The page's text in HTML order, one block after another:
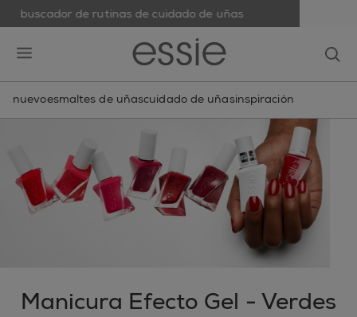
buscador de rutinas de cuidado de uñas
nuevoesmaltes de uñascuidado de uñasinspiración
Manicura Efecto Gel - Verdes